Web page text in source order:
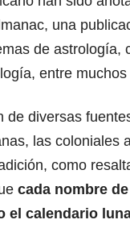
una
de astrología,
entre muchos
de diversas
las coloniales
como
cada nombre
el calendario